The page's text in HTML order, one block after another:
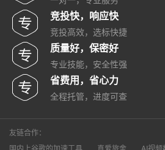
竞投快，响应快
竞投高效，选标快捷
质量好，保密好
专业技能，安全性强
省费用，省心力
全程托管，进度可查
友链合作：
国内上谷歌的加速工具
真爱旅舍 AI视频